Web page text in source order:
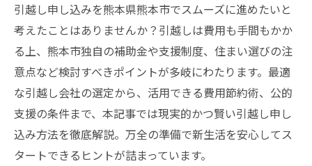
引越し申し込みを熊本県熊本市でスムーズに進めたいと
考えたことはありませんか？引越しは費用も手間もかか
る上、熊本市独自の補助金や支援制度、住まい選びの注
意点など検討すべきポイントが多岐にわたります。最適
な引越し会社の選定から、活用できる費用節約術、公的
支援の条件まで、本記事では現実的かつ賢い引越し申し
込み方法を徹底解説。万全の準備で新生活を安心してス
タートできるヒントが詰まっています。